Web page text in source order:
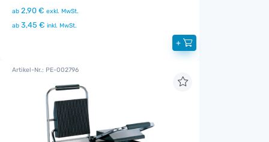
ab 2,90 € exkl. MwSt.
ab 3,45 € inkl. MwSt.
+
Artikel-Nr.: PE-002796